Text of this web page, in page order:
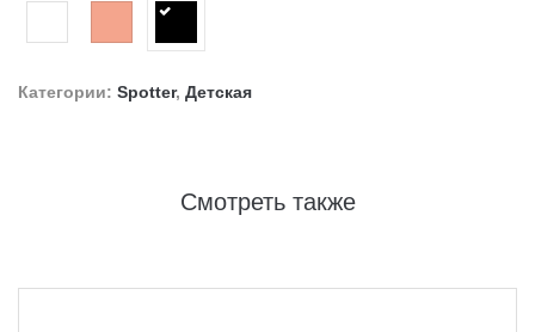
Категории: Spotter, Детская
Смотреть также